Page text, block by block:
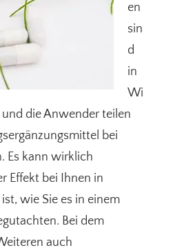
en
sin
d
in
Wi
die Anwender teilen
bei
Es kann wirklich
Effekt bei Ihnen in
wie Sie es in einem
Bei dem
auch